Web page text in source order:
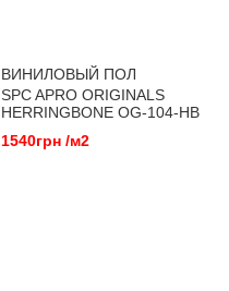
ВИНИЛОВЫЙ ПОЛ
SPC APRO ORIGINALS
HERRINGBONE OG-104-HB
1540грн /м2